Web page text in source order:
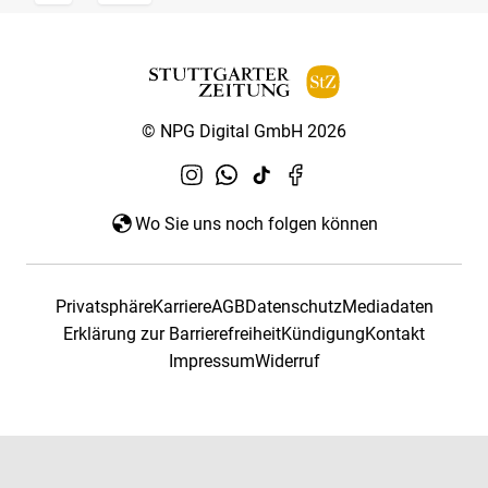
© NPG Digital GmbH 2026
Wo Sie uns noch folgen können
PrivatsphäreKarriereAGBDatenschutzMediadaten
Erklärung zur BarrierefreiheitKündigungKontakt
ImpressumWiderruf